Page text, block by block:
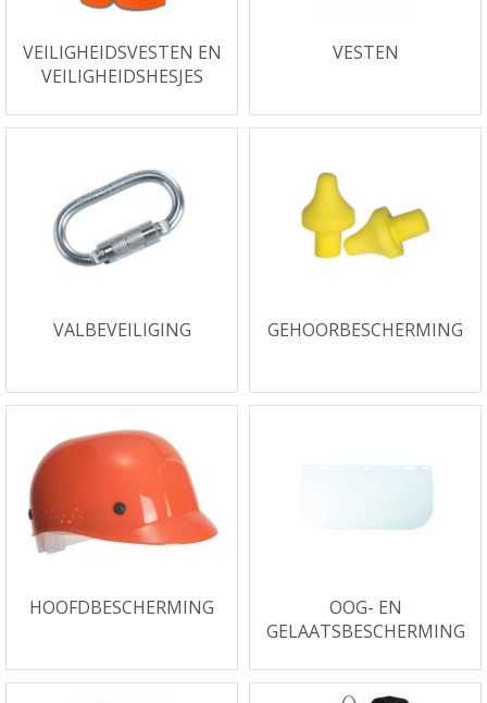
VEILIGHEIDSVESTEN EN
VEILIGHEIDSHESJES
VESTEN
VALBEVEILIGING GEHOORBESCHERMING
HOOFDBESCHERMING
OOG- EN
GELAATSBESCHERMING